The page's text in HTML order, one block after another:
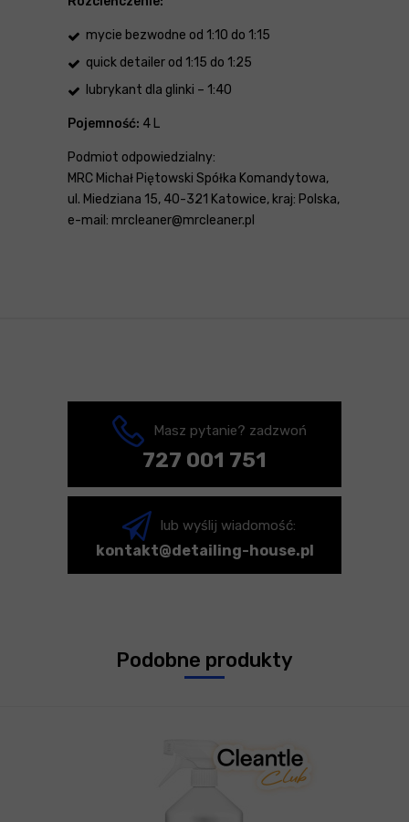
mycie bezwodne od 1:10 do 1:15
quick detailer od 1:15 do 1:25
lubrykant dla glinki – 1:40
Pojemność: 4 L
Podmiot odpowiedzialny:
MRC Michał Piętowski Spółka Komandytowa,
ul. Miedziana 15, 40-321 Katowice, kraj: Polska,
e-mail: mrcleaner@mrcleaner.pl
Masz pytanie? zadzwoń
727 001 751
lub wyślij wiadomość:
kontakt@detailing-house.pl
Podobne produkty